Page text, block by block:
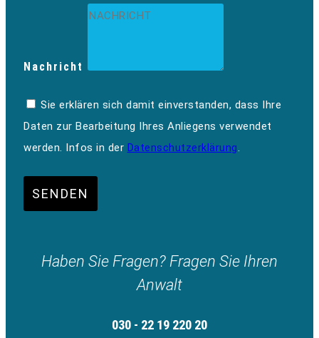
Nachricht
Sie erklären sich damit einverstanden, dass Ihre
Daten zur Bearbeitung Ihres Anliegens verwendet
werden. Infos in der Datenschutzerklärung.
SENDEN
Haben Sie Fragen? Fragen Sie Ihren
Anwalt
030 - 22 19 220 20